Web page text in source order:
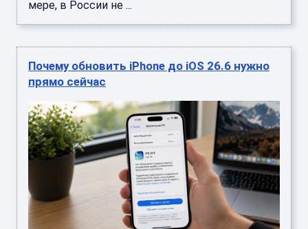
мере, в России не ...
Почему обновить iPhone до iOS 26.6 нужно
прямо сейчас